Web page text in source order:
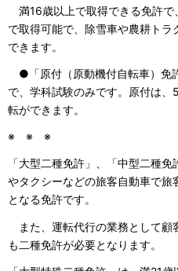
満16歳以上で取得できる免許で
で取得可能で、除雪車や農耕ト
できます。
●「原付（原動機付自転車）免
で、学科試験のみです。原付は
転ができます。
※ ※ ※
「大型二種免許」、「中型二種
やタクシーなどの旅客自動車で
となる免許です。
また、運転代行の業務として顧
も二種免許が必要となります。